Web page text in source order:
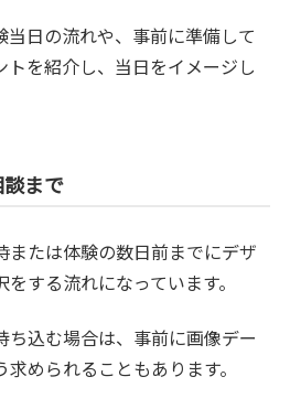
日の流れや、事前に準備して
トを紹介し、当日をイメージし
まで
または体験の数日前までにデザ
する流れになっています。
ち込む場合は、事前に画像デー
められることもあります。